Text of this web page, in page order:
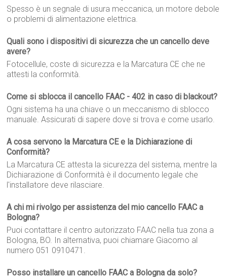
Spesso è un segnale di usura meccanica, un motore debole
o problemi di alimentazione elettrica.
Quali sono i dispositivi di sicurezza che un cancello deve
avere?
Fotocellule, coste di sicurezza e la Marcatura CE che ne
attesti la conformità.
Come si sblocca il cancello FAAC - 402 in caso di blackout?
Ogni sistema ha una chiave o un meccanismo di sblocco
manuale. Assicurati di sapere dove si trova e come usarlo.
A cosa servono la Marcatura CE e la Dichiarazione di
Conformità?
La Marcatura CE attesta la sicurezza del sistema, mentre la
Dichiarazione di Conformità è il documento legale che
l'installatore deve rilasciare.
A chi mi rivolgo per assistenza del mio cancello FAAC a
Bologna?
Puoi contattare il centro autorizzato FAAC nella tua zona a
Bologna, BO. In alternativa, puoi chiamare Giacomo al
numero 051 0910471.
Posso installare un cancello FAAC a Bologna da solo?